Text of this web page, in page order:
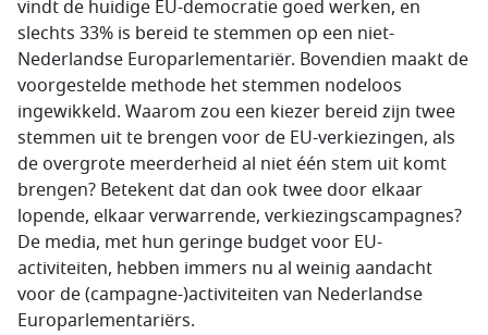
vindt de huidige EU-democratie goed werken, en
slechts 33% is bereid te stemmen op een niet-
Nederlandse Europarlementariër. Bovendien maakt de
voorgestelde methode het stemmen nodeloos
ingewikkeld. Waarom zou een kiezer bereid zijn twee
stemmen uit te brengen voor de EU-verkiezingen, als
de overgrote meerderheid al niet één stem uit komt
brengen? Betekent dat dan ook twee door elkaar
lopende, elkaar verwarrende, verkiezingscampagnes?
De media, met hun geringe budget voor EU-
activiteiten, hebben immers nu al weinig aandacht
voor de (campagne-)activiteiten van Nederlandse
Europarlementariërs.